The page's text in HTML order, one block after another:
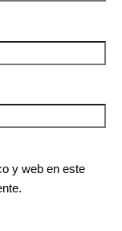
y web en este